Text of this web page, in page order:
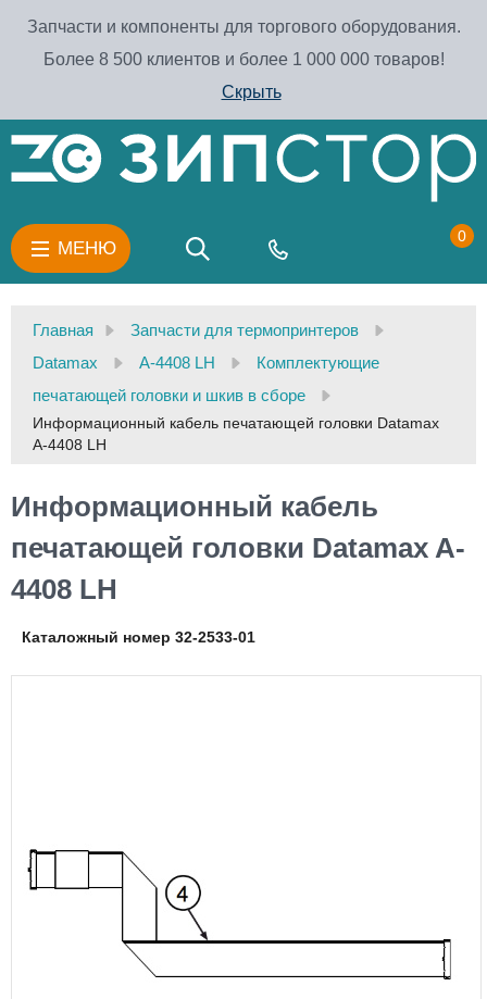
Запчасти и компоненты для торгового оборудования.
Более 8 500 клиентов и более 1 000 000 товаров!
Скрыть
МЕНЮ
0
Главная
Запчасти для термопринтеров
Datamax
A-4408 LH
Комплектующие
печатающей головки и шкив в сборе
Информационный кабель печатающей головки Datamax
A-4408 LH
Информационный кабель
печатающей головки Datamax A-
4408 LH
Каталожный номер 32-2533-01